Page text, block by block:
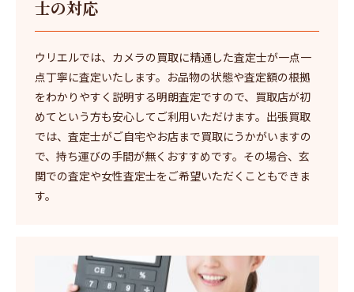
士の対応
ウリエルでは、カメラの買取に精通した査定士が一点一
点丁寧に査定いたします。お品物の状態や査定額の根拠
をわかりやすく説明する明朗査定ですので、買取店が初
めてという方も安心してご利用いただけます。出張買取
では、査定士がご自宅やお店まで買取にうかがいますの
で、持ち運びの手間が無くおすすめです。その場合、玄
関での査定や女性査定士をご希望いただくこともできま
す。